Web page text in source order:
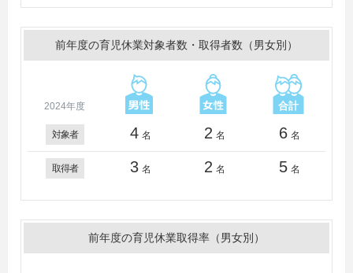
前年度の育児休業対象者数・取得者数（男女別）
2024年度
対象者 4 名 2 名 6 名
取得者 3 名 2 名 5 名
前年度の育児休業取得率（男女別）